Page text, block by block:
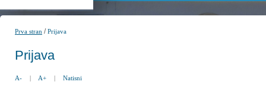
Prva stran /Prijava
Prijava
A- | A+ | Natisni